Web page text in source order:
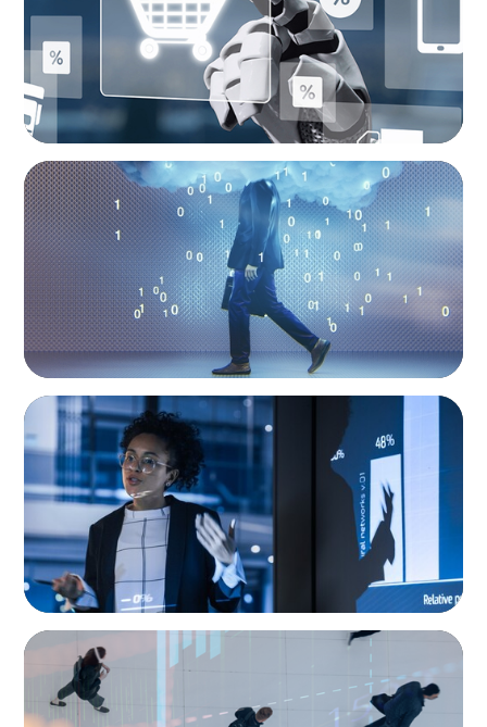
BOYDEN REPORT SERIES
Decoding Tech Trends and Leadership in the
Digital Age
ARTICLES & PAPERS
FinTech Trends Report: PE/VC
ARTICLES & PAPERS
PE/VC Trends Report: Technology Edition